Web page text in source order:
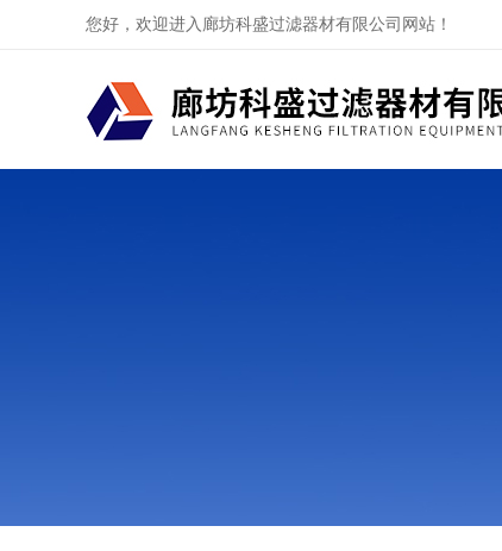
您好，欢迎进入廊坊科盛过滤器材有限公司网站！